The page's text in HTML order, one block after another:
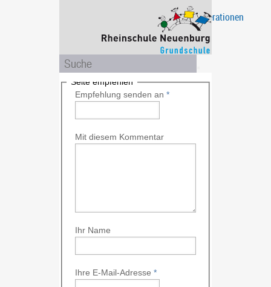
Ganztagsschule
Das
sind
wir
Kooperationen
Seite empfehlen
Empfehlung senden an *
Mit diesem Kommentar
Ihr Name
Ihre E-Mail-Adresse *